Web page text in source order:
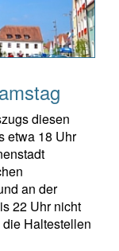
diesen
etwa 18 Uhr
an der
22 Uhr nicht
Haltestellen